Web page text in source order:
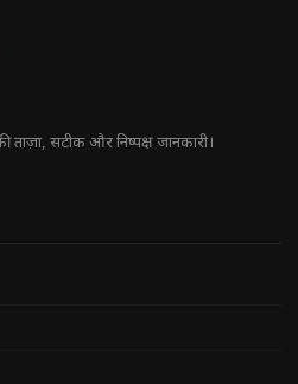
सटीक और निष्पक्ष जानकारी।